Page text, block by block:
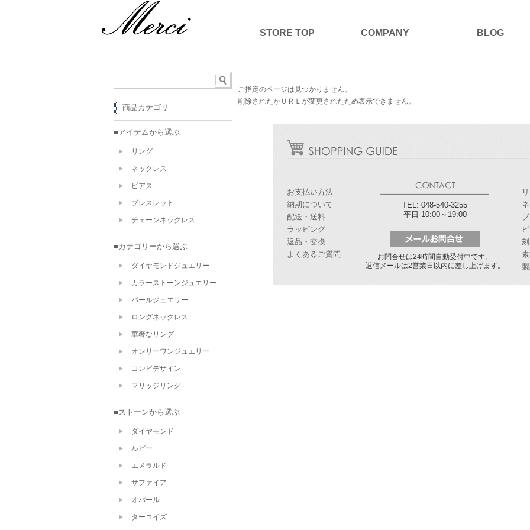
BLOG
COMPANY
STORE TOP
ご指定のページは見つかりません。
削除されたかＵＲＬが変更されたため表示できません。
お支払い方法
納期について
配送・送料
ラッピング
返品・交換
よくあるご質問
TEL: 048-540-3255
平日 10:00～19:00
お問合せは24時間自動受付中です。
返信メールは2営業日以内に差し上げます。
商品カテゴリ
■アイテムから選ぶ
リング
ネックレス
ピアス
ブレスレット
チェーンネックレス
■カテゴリーから選ぶ
ダイヤモンドジュエリー
カラーストーンジュエリー
パールジュエリー
ロングネックレス
華奢なリング
オンリーワンジュエリー
コンビデザイン
マリッジリング
■ストーンから選ぶ
ダイヤモンド
ルビー
エメラルド
サファイア
オパール
ターコイズ